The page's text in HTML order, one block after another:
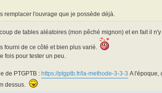
remplacer l'ouvrage que je possède déjà.
de tables aléatoires (mon pêché mignon) et en fait il
de ce côté et bien plus varié.
fois pour tester un peu.
de PTGPTB : https://ptgptb.fr/la-methode-3-3-3 A l'époque,
dessus.